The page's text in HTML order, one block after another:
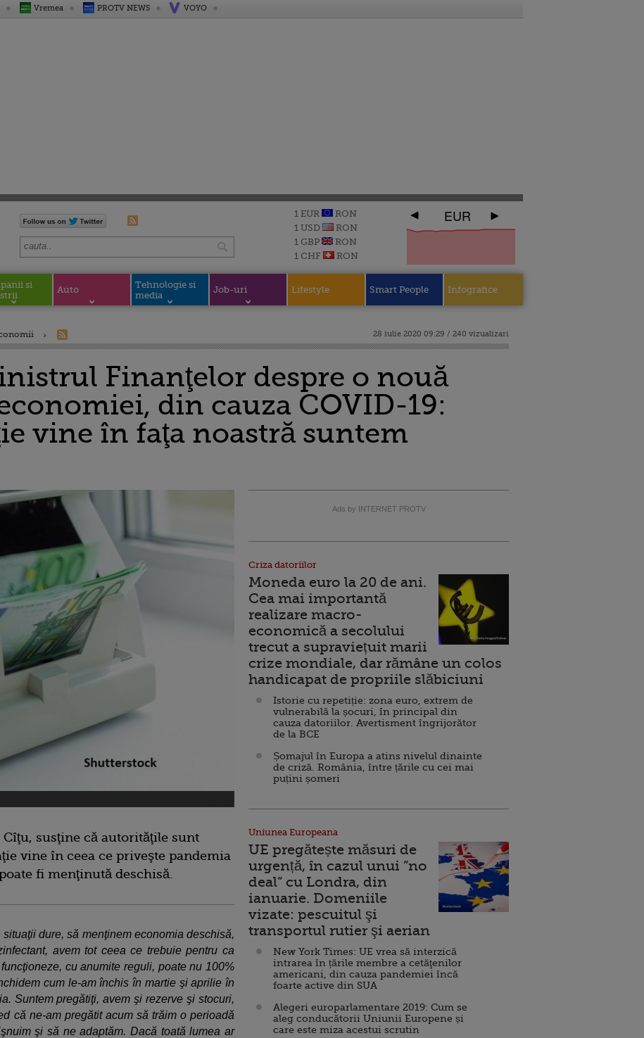
Vremea PROTV NEWS VOYO
1 EUR
RON
1 USD
RON
1 GBP
RON
1 CHF
RON
EUR
si
Auto
Tehnologie si
media
Job-uri Lifestyle Smart People Infografice
28 iulie 2020 09:29 / 240 vizualizari
Finanţelor despre o nouă
din cauza COVID-19:
vine în faţa noastră suntem
susţine că autorităţile sunt
vine în ceea ce priveşte pandemia
fi menţinută deschisă.
dure, să menţinem economia deschisă,
avem tot ceea ce trebuie pentru ca
cu anumite reguli, poate nu 100%
cum le-am închis în martie şi aprilie în
Suntem pregătiţi, avem şi rezerve şi stocuri,
că ne-am pregătit acum să trăim o perioadă
şi să ne adaptăm. Dacă toată lumea ar
Ads by INTERNET PROTV
Criza datoriilor
Moneda euro la 20 de ani.
Cea mai importantă
realizare macro-
economică a secolului
trecut a supraviețuit marii
crize mondiale, dar rămâne un colos
handicapat de propriile slăbiciuni
Istorie cu repetiție: zona euro, extrem de
vulnerabilă la șocuri, în principal din
cauza datoriilor. Avertisment îngrijorător
de la BCE
Șomajul în Europa a atins nivelul dinainte
de criză. România, între țările cu cei mai
puțini șomeri
Uniunea Europeana
UE pregătește măsuri de
urgență, în cazul unui ”no
deal” cu Londra, din
ianuarie. Domeniile
vizate: pescuitul şi
transportul rutier şi aerian
New York Times: UE vrea să interzică
intrarea în țările membre a cetăţenilor
americani, din cauza pandemiei încă
foarte active din SUA
Alegeri europarlamentare 2019: Cum se
aleg conducătorii Uniunii Europene și
care este miza acestui scrutin